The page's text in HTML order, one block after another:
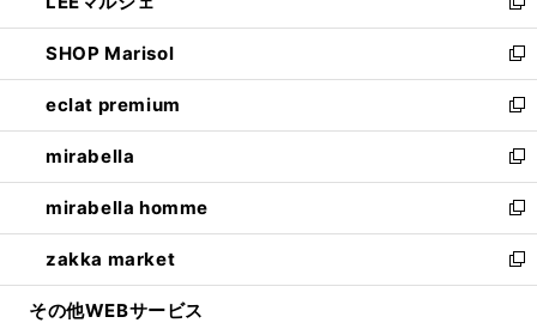
開
く
ウ
で
開
く
ィ
ン
ド
ウ
で
開
く
い
ウ
ィ
ン
ド
ウ
で
開
く
新
し
い
ウ
ィ
ン
ド
ウ
で
開
く
SHOP Marisol
新
し
い
ウ
ィ
ン
ド
ウ
で
開
eclat premium
新
し
い
ウ
ィ
ン
ド
ウ
mirabella
新
し
い
ウ
ィ
ン
mirabella homme
新
し
い
ウ
zakka market
新
し
その他WEBサービス